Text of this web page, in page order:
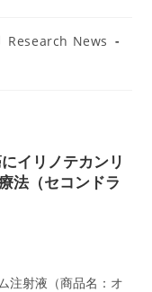
Research News
イリノテカンリ
法（セコンドラ
注射液（商品名：オ